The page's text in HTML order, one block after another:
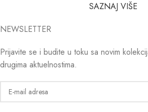
SAZNAJ VIŠE
NEWSLETTER
Prijavite se i budite u toku sa novim
drugima aktuelnostima.